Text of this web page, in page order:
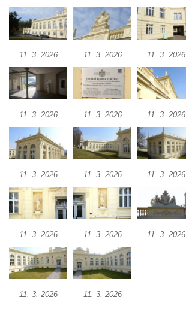
Fibichova v Mělníku
Husův dům u evangelického kostela v
Mělníku
Hradiště – archeopark svatý Jan v
Netolicích
Sluneční hodiny u rozhledny Stradonka
Mlýn u Karkulky na potoce Žejdlík v
Košticích
Hüttichův statek ve Třtěně
Budova bývalé měšťanské školy v Jirkově
Dřevěné úly u jižní terasní zdí v zámeckém
parku v Libochovicích
Altán v lázeňském parku ve Mšeném-lázně
Lázeňský Pavillon Dvorana ve Mšeném-
11. 3. 2026 11. 3. 2026 11. 3. 2026
11. 3. 2026 11. 3. 2026 11. 3. 2026
11. 3. 2026 11. 3. 2026 11. 3. 2026
11. 3. 2026 11. 3. 2026 11. 3. 2026
11. 3. 2026 11. 3. 2026